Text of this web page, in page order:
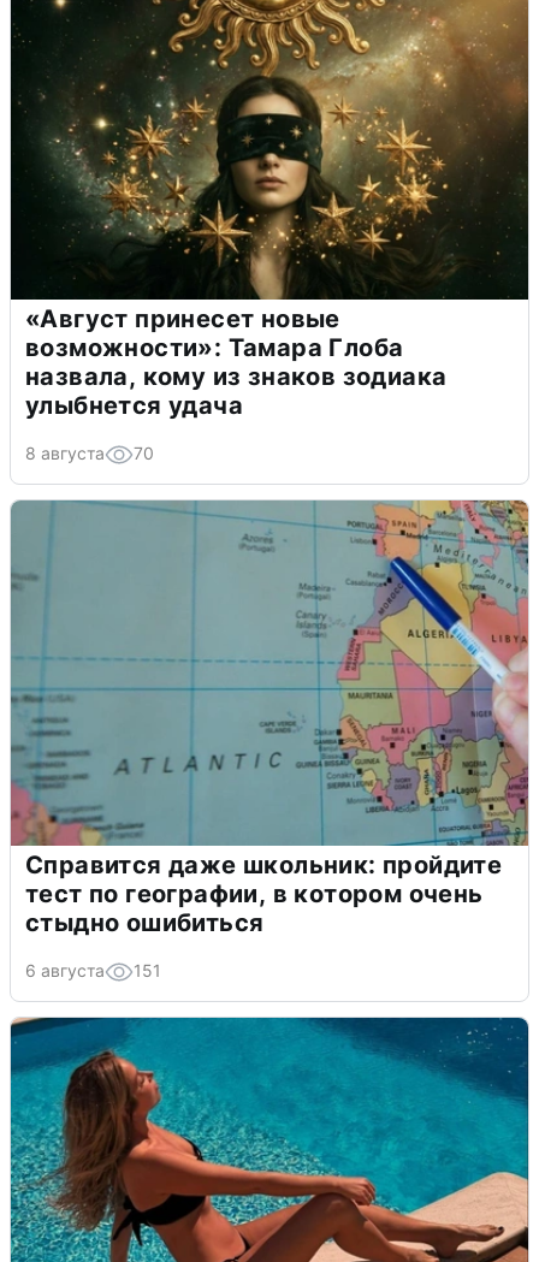
«Август принесет новые
возможности»: Тамара Глоба
назвала, кому из знаков зодиака
улыбнется удача
8 августа 70
Справится даже школьник: пройдите
тест по географии, в котором очень
стыдно ошибиться
6 августа 151